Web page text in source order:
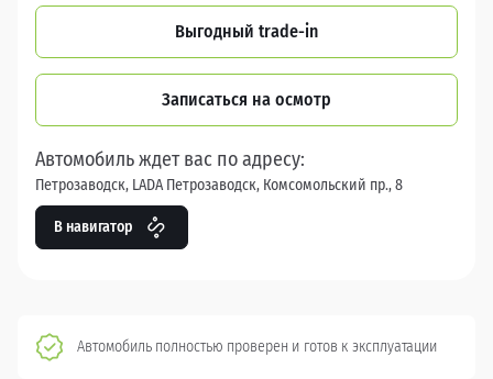
Выгодный trade-in
Записаться на осмотр
Автомобиль ждет вас по адресу:
Петрозаводск, LADA Петрозаводск, Комсомольский пр., 8
В навигатор
Автомобиль полностью проверен и готов к эксплуатации